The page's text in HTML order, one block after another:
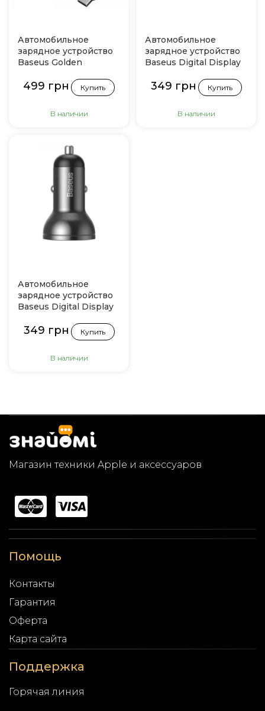
Автомобильное
зарядное устройство
Baseus Golden
USB + Cable Type-C 5A
1m (Dark gray)
499 грн Купить
В наличии
Автомобильное
зарядное устройство
Baseus Digital Display
Charger 24W (Silver)
349 грн Купить
В наличии
Автомобильное
зарядное устройство
Baseus Digital Display
Charger 24W (Dark
349 грн Купить
В наличии
Магазин техники Apple и аксессуаров
Помощь
Контакты
Гарантия
Оферта
Карта сайта
Поддержка
Горячая линия